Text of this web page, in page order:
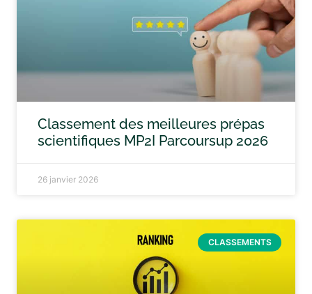
Classement des meilleures prépas
scientifiques MP2I Parcoursup 2026
26 janvier 2026
CLASSEMENTS